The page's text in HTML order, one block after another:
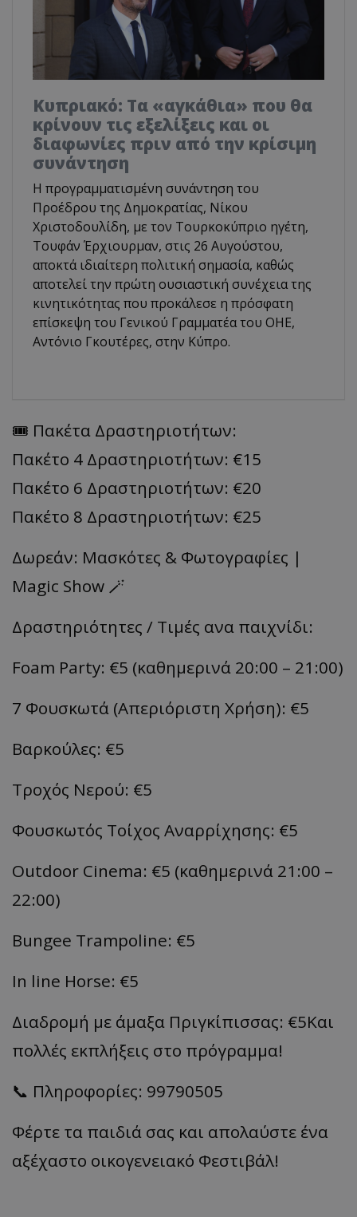
Κυπριακό: Τα «αγκάθια» που θα
κρίνουν τις εξελίξεις και οι
διαφωνίες πριν από την κρίσιμη
συνάντηση
Η προγραμματισμένη συνάντηση του
Προέδρου της Δημοκρατίας, Νίκου
Χριστοδουλίδη, με τον Τουρκοκύπριο ηγέτη,
Τουφάν Έρχιουρμαν, στις 26 Αυγούστου,
αποκτά ιδιαίτερη πολιτική σημασία, καθώς
αποτελεί την πρώτη ουσιαστική συνέχεια της
κινητικότητας που προκάλεσε η πρόσφατη
επίσκεψη του Γενικού Γραμματέα του ΟΗΕ,
Αντόνιο Γκουτέρες, στην Κύπρο.
🎟️ Πακέτα Δραστηριοτήτων:
Πακέτο 4 Δραστηριοτήτων: €15
Πακέτο 6 Δραστηριοτήτων: €20
Πακέτο 8 Δραστηριοτήτων: €25
Δωρεάν: Μασκότες & Φωτογραφίες |
Magic Show 🪄
Δραστηριότητες / Τιμές ανα παιχνίδι:
Foam Party: €5 (καθημερινά 20:00 – 21:00)
7 Φουσκωτά (Απεριόριστη Χρήση): €5
Βαρκούλες: €5
Τροχός Νερού: €5
Φουσκωτός Τοίχος Αναρρίχησης: €5
Outdoor Cinema: €5 (καθημερινά 21:00 –
22:00)
Bungee Trampoline: €5
In line Horse: €5
Διαδρομή με άμαξα Πριγκίπισσας: €5Και
πολλές εκπλήξεις στο πρόγραμμα!
📞 Πληροφορίες: 99790505
Φέρτε τα παιδιά σας και απολαύστε ένα
αξέχαστο οικογενειακό Φεστιβάλ!